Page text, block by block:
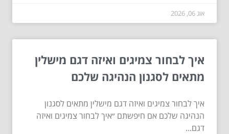
אוג 06, 2026
איך לבחור צמיגים ואיזה דגם מישלין
מתאים לסגנון הנהיגה שלכם
איך לבחור צמיגים ואיזה דגם מישלין מתאים לסגנון
הנהיגה שלכם אם חיפשתם ״איך לבחור צמיגים ואיזה
דגם...